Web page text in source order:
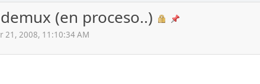
(en proceso..)
21, 2008, 11:10:34 AM